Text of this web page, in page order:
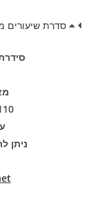
סדרת שיעורים
110 שיעורים מקיפים
ניתן